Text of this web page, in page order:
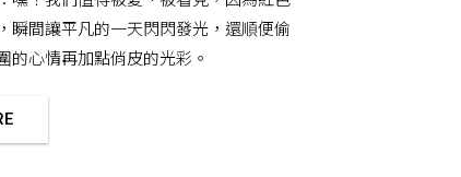
瞬間讓平凡的一天閃閃發光，還順便偷
的心情再加點俏皮的光彩。